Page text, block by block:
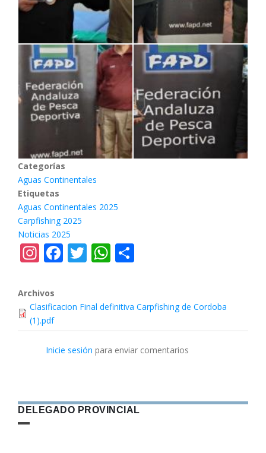
Categorías
Aguas Continentales
Etiquetas
Aguas Continentales 2025
Carpfishing 2025
Noticias 2025
Instagram
Facebook
TwitterWhatsApp
Archivos
Clasificacion Final definitiva Carpfishing de Cordoba
(1).pdf
Inicie sesión para enviar comentarios
DELEGADO PROVINCIAL